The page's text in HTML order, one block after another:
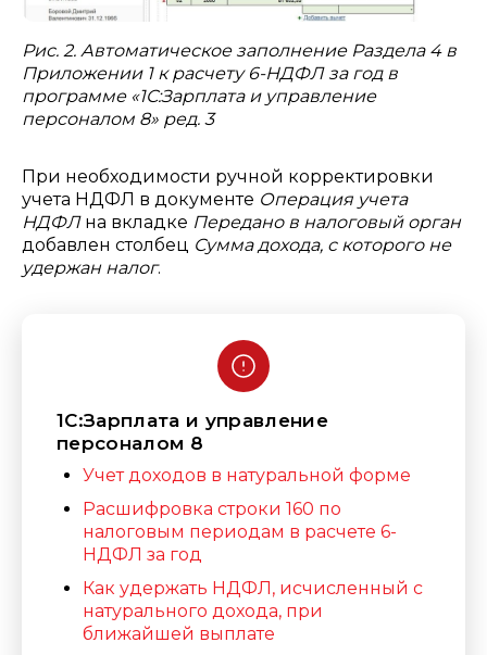
Рис. 2. Автоматическое заполнение Раздела 4 в
Приложении 1 к расчету 6-НДФЛ за год в
программе «1С:Зарплата и управление
персоналом 8» ред. 3
При необходимости ручной корректировки
учета НДФЛ в документе Операция учета
НДФЛна вкладке Передано в налоговый орган
добавлен столбец Сумма дохода, с которого не
удержан налог.
1С:Зарплата и управление
персоналом 8
Учет доходов в натуральной форме
Расшифровка строки 160 по
налоговым периодам в расчете 6-
НДФЛ за год
Как удержать НДФЛ, исчисленный с
натурального дохода, при
ближайшей выплате